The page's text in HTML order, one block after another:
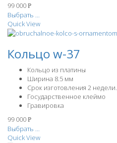
99 000 Р
Выбрать ...
Quick View
Кольцо w-37
Кольцо из платины
Ширина 8.5 мм
Срок изготовления 2 недели.
Государственное клеймо
Гравировка
99 000 Р
Выбрать ...
Quick View